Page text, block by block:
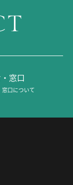
窓口
口について